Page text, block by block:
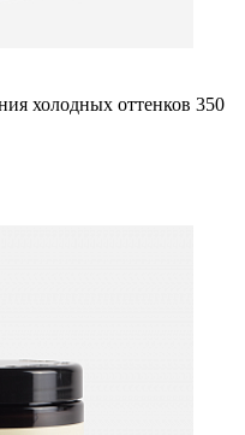
холодных оттенков 350